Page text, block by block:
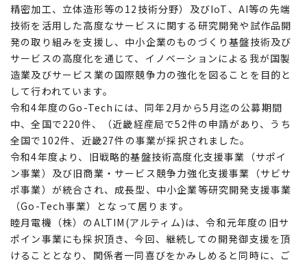
精密加工、立体造形等の12技術分野）及びIoT、AI等の先端
技術を活用した高度なサービスに関する研究開発や試作品開
発の取り組みを支援し、中小企業のものづくり基盤技術及び
サービスの高度化を通じて、イノベーションによる我が国製
造業及びサービス業の国際競争力の強化を図ることを目的と
して行われています。
令和4年度のGo-Techには、同年2月から5月迄の公募期間
中、全国で220件、（近畿経産局で52件の申請があり、うち
全国で102件、近畿27件の事業が採択されました。
令和4年度より、旧戦略的基盤技術高度化支援事業（サポイ
ン事業）及び旧商業・サービス競争力強化支援事業（サビサ
ポ事業）が統合され、成長型、中小企業等研究開発支援事業
（Go-Tech事業）となって居ります。
睦月電機（株）のALTIM(アルティム)は、令和元年度の旧サ
ポイン事業にも採択頂き、今回、継続しての開発御支援を頂
けることとなり、関係者一同喜びをかみしめると同時に、ご